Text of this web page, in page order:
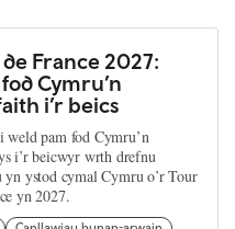
France 2027:
Cymru’n
i’r beics
weld pam fod Cymru’n
i’r beicwyr wrth drefnu
yn ystod cymal Cymru o’r Tour
yn 2027.